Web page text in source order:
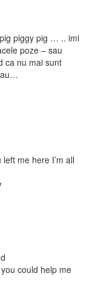
piggy pig … .. imi
poze – sau
ca nu mai sunt
me here I’m all
could help me